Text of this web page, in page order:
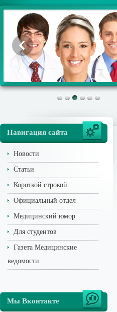
Навигация сайта
Новости
Статьи
Короткой строкой
Официальный отдел
Медицинский юмор
Для студентов
Газета Медицинские
ведомости
Мы Вконтакте